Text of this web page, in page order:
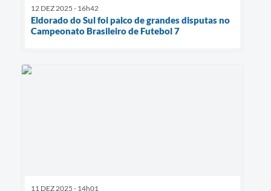
12 DEZ 2025 - 16h42
Eldorado do Sul foi palco de grandes disputas no
Campeonato Brasileiro de Futebol 7
11 DEZ 2025 - 14h01